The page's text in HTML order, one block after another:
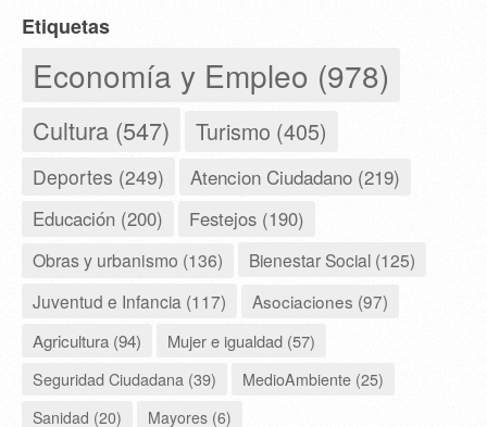
Etiquetas
Economía y Empleo (978)
Cultura (547) Turismo (405)
Deportes (249) Atencion Ciudadano (219)
Educación (200) Festejos (190)
Obras y urbanismo (136)
Bienestar Social (125)
Juventud e Infancia (117)
Asociaciones (97)
Agricultura (94)
Mujer e igualdad (57)
Seguridad Ciudadana (39)
MedioAmbiente (25)
Sanidad (20)
Mayores (6)